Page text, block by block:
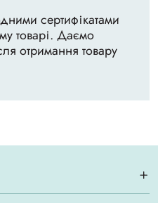
сертифікатами
товарі. Даємо
отримання товару